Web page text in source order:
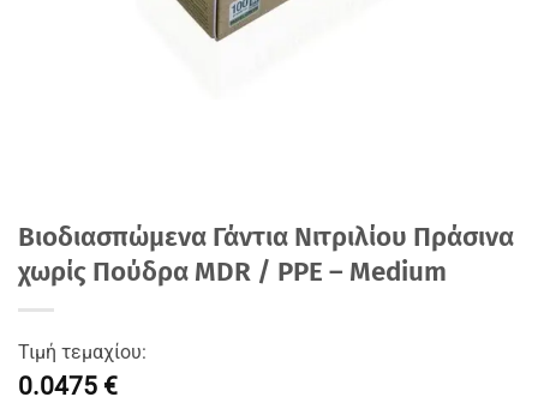
Bιοδιασπώμενα Γάντια Νιτριλίου Πράσινα
χωρίς Πούδρα MDR / PPE – Medium
Τιμή τεμαχίου:
0.0475 €